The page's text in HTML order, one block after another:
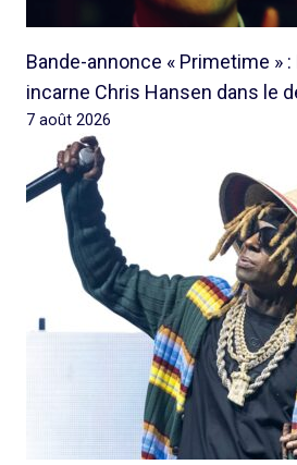
Bande-annonce « Primetime »
incarne Chris Hansen dans le
7 août 2026